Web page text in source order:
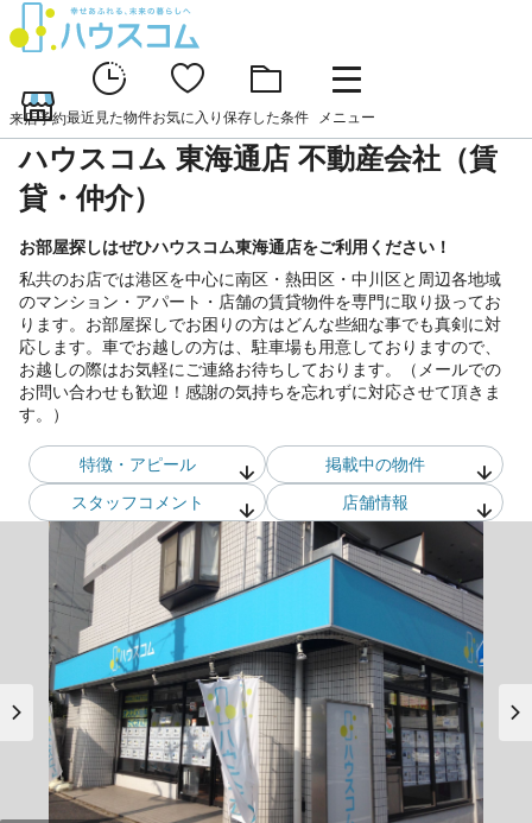
来店予約最近見た物件お気に入り 保存した条件 メニュー
ハウスコム 東海通店 不動産会社（賃
貸・仲介）
お部屋探しはぜひハウスコム東海通店をご利用ください！
私共のお店では港区を中心に南区・熱田区・中川区と周辺各地域
のマンション・アパート・店舗の賃貸物件を専門に取り扱ってお
ります。お部屋探しでお困りの方はどんな些細な事でも真剣に対
応します。車でお越しの方は、駐車場も用意しておりますので、
お越しの際はお気軽にご連絡お待ちしております。（メールでの
お問い合わせも歓迎！感謝の気持ちを忘れずに対応させて頂きま
す。）
特徴・アピール
掲載中の物件
スタッフコメント 店舗情報